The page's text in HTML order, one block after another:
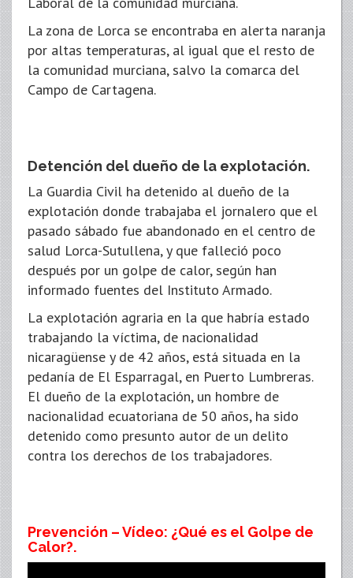
La zona de Lorca se encontraba en alerta naranja
por altas temperaturas, al igual que el resto de
la comunidad murciana, salvo la comarca del
Campo de Cartagena.
Detención del dueño de la explotación.
La Guardia Civil ha detenido al dueño de la
explotación donde trabajaba el jornalero que el
pasado sábado fue abandonado en el centro de
salud Lorca-Sutullena, y que falleció poco
después por un golpe de calor, según han
informado fuentes del Instituto Armado.
La explotación agraria en la que habría estado
trabajando la víctima, de nacionalidad
nicaragüense y de 42 años, está situada en la
pedanía de El Esparragal, en Puerto Lumbreras.
El dueño de la explotación, un hombre de
nacionalidad ecuatoriana de 50 años, ha sido
detenido como presunto autor de un delito
contra los derechos de los trabajadores.
Prevención – Vídeo: ¿Qué es el Golpe de
Calor?.